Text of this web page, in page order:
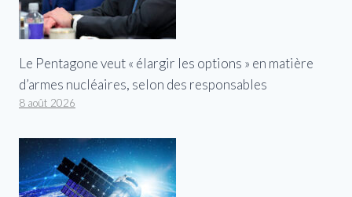
Le Pentagone veut « élargir les options » en matière
d’armes nucléaires, selon des responsables
8 août 2026